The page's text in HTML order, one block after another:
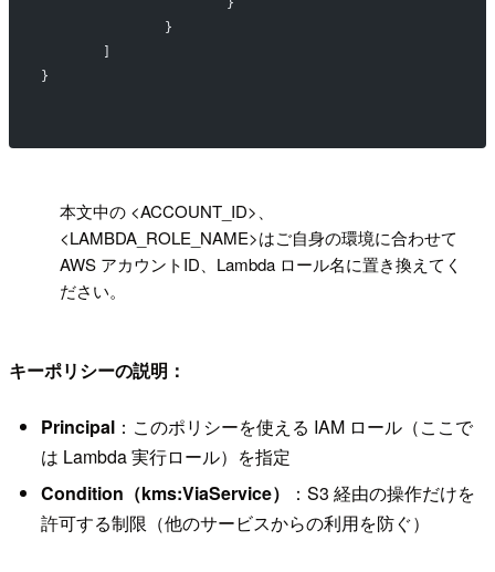
		}
	]
}
本文中の <ACCOUNT_ID>、
<LAMBDA_ROLE_NAME>はご自身の環境に合わせて
AWS アカウントID、Lambda ロール名に置き換えてく
ださい。
キーポリシーの説明：
Principal：このポリシーを使える IAM ロール（ここで
は Lambda 実行ロール）を指定
Condition（kms:ViaService）
：S3 経由の操作だけを
許可する制限（他のサービスからの利用を防ぐ）